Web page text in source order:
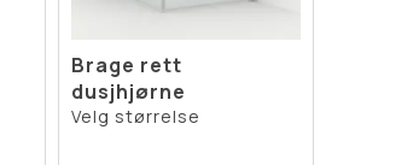
Brage rett
dusjhjørne
Velg størrelse